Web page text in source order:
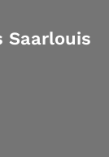
Saarlouis